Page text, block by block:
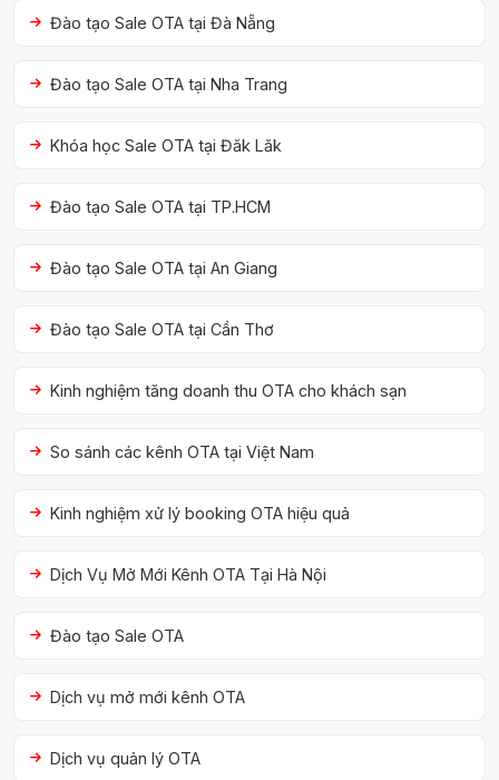
Đào tạo Sale OTA tại Đà Nẵng
Đào tạo Sale OTA tại Nha Trang
Khóa học Sale OTA tại Đăk Lăk
Đào tạo Sale OTA tại TP.HCM
Đào tạo Sale OTA tại An Giang
Đào tạo Sale OTA tại Cần Thơ
Kinh nghiệm tăng doanh thu OTA cho khách sạn
So sánh các kênh OTA tại Việt Nam
Kinh nghiệm xử lý booking OTA hiệu quả
Dịch Vụ Mở Mới Kênh OTA Tại Hà Nội
Đào tạo Sale OTA
Dịch vụ mở mới kênh OTA
Dịch vụ quản lý OTA